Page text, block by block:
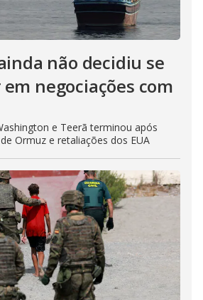
não decidiu se
negociações com
e Teerã terminou após
Ormuz e retaliações dos EUA